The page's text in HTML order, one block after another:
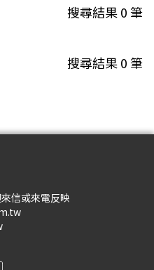
搜尋結果0筆
搜尋結果0筆
信或來電反映